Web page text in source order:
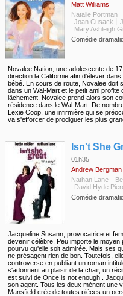
Matt Williams
Natalie Portman
Joan Cusack
Mary Ashleigh
Comédie
Novalee Nation, une adolescente de
direction la Californie afin d'élever
bébé. En cours de route, Novalee doit
dans un Wal-Mart et le petit ami
lâchement. Novalee prend alors son
résidence dans le Wal-Mart. De
Lexie Coop, une infirmière qui se
va s'efforcer de prodiguer les plus
Isn't She
01h35
Andrew Bergman
Nathan Lane
David Hyde
Comédie
Jacqueline Susann, provocatrice et
devenir célèbre. Peu importe le moyen
pourvu qu'elle soit admirée. Mais ses
ne présagent rien de bon. Toutefois,
controverse en publiant un roman
s'adonnent au plaisir de la chair, un
est suivi de Once is not enough .
son agent. Tous les deux mènent une
Mansfield crée de toutes pièces un